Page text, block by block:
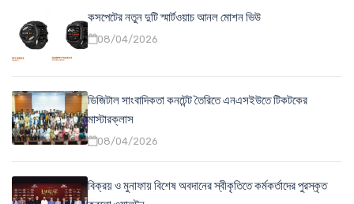
কসপেটের নতুন দুটি স্মার্টওয়াচ আনল মোশন ভিউ
08/04/2026
ডিজিটাল সাংবাদিকতা কনটেন্ট তৈরিতে এনএসইউতে টিকটকের
মাস্টারক্লাস
08/04/2026
বিক্রয় ও মুনাফায় বিশেষ অবদানের স্বীকৃতিতে কর্মকর্তাদের পুরস্কৃত